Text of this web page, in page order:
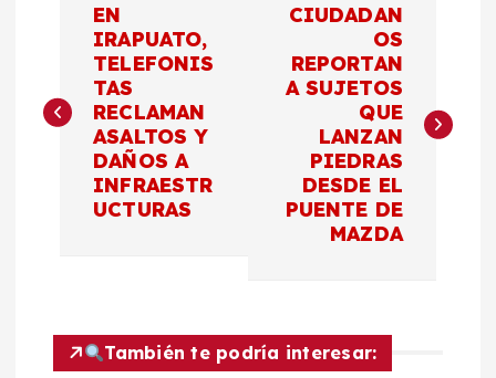
v
c
EN
IRAPUATO,
TELEFONIS
TAS
RECLAMAN
ASALTOS Y
DAÑOS A
INFRAESTR
UCTURAS
CIUDADAN
OS
REPORTAN
A SUJETOS
QUE
LANZAN
PIEDRAS
DESDE EL
PUENTE DE
MAZDA
También te podría interesar: